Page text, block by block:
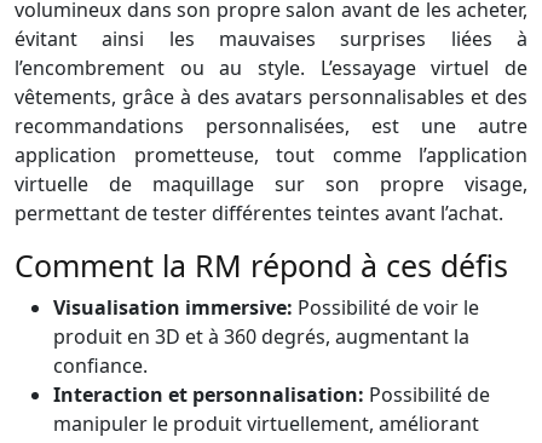
volumineux dans son propre salon avant de les acheter,
évitant ainsi les mauvaises surprises liées à
l’encombrement ou au style. L’essayage virtuel de
vêtements, grâce à des avatars personnalisables et des
recommandations personnalisées, est une autre
application prometteuse, tout comme l’application
virtuelle de maquillage sur son propre visage,
permettant de tester différentes teintes avant l’achat.
Comment la RM répond à ces défis
Visualisation immersive: Possibilité de voir le
produit en 3D et à 360 degrés, augmentant la
confiance.
Interaction et personnalisation: Possibilité de
manipuler le produit virtuellement, améliorant